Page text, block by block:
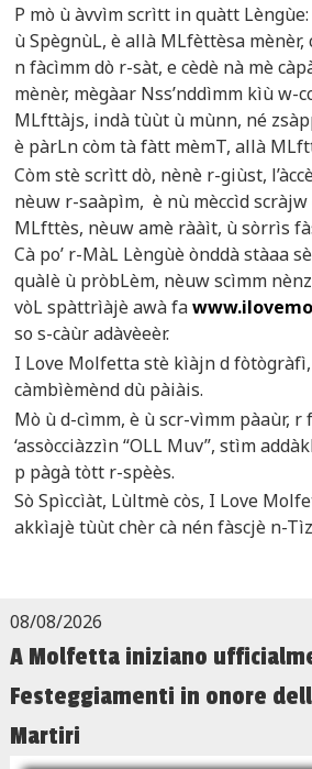
P mò ù àvvìm scrìtt in quàtt
ù SpègnùL, è allà MLfèttèsa
n fàcìmm dò r-sàt, e cèdè nà mè
mènèr, mègàar Nss’nddìmm kìù w-
MLfttàjs, indà tùùt ù mùnn, né
è pàrLn còm tà fàtt mèmT, allà
Còm stè scrìtt dò, nènè r-giùst,
nèuw r-saàpìm, è nù mèccìd
MLfttès, nèuw amè rààìt, ù sòrrìs
Cà po’ r-MàL Lèngùè ònddà stàaa
quàlè ù pròbLèm, nèuw scìmm
vòL spàttrìàjè awà fa
so s-càùr adàvèeèr.
I Love Molfetta stè kìàjn d
càmbìèmènd dù pàiàis.
Mò ù d-cìmm, è ù scr-vìmm pàaùr,
‘assòcciàzzìn “OLL Muv”, stìm
p pàgà tòtt r-spèès.
Sò Spìccìàt, Lùltmè còs, I Love
akkìajè tùùt chèr cà nén fàscjè n-
08/08/2026
A Molfetta iniziano
Festeggiamenti in onore
Martiri